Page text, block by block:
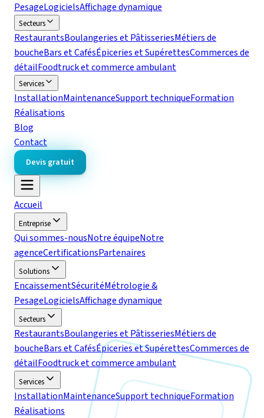
PesageLogicielsAffichage dynamique
Secteurs
RestaurantsBoulangeries et PâtisseriesMétiers de
boucheBars et CafésÉpiceries et SupérettesCommerces de
détailFoodtruck et commerce ambulant
Services
InstallationMaintenanceSupport techniqueFormation
Réalisations
Blog
Contact
Devis gratuit
Accueil
Entreprise
Qui sommes-nousNotre équipeNotre
agenceCertificationsPartenaires
Solutions
EncaissementSécuritéMétrologie &
PesageLogicielsAffichage dynamique
Secteurs
RestaurantsBoulangeries et PâtisseriesMétiers de
boucheBars et CafésÉpiceries et SupérettesCommerces de
détailFoodtruck et commerce ambulant
Services
InstallationMaintenanceSupport techniqueFormation
Réalisations